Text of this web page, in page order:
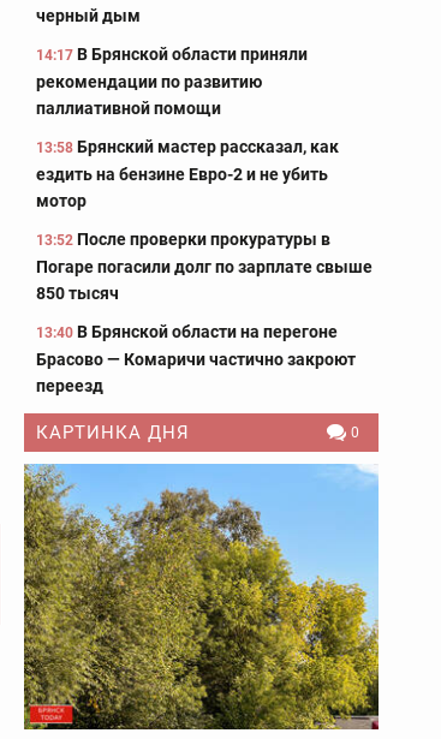
черный дым
14:17 В Брянской области приняли
рекомендации по развитию
паллиативной помощи
13:58 Брянский мастер рассказал, как
ездить на бензине Евро-2 и не убить
мотор
13:52 После проверки прокуратуры в
Погаре погасили долг по зарплате свыше
850 тысяч
13:40 В Брянской области на перегоне
Брасово — Комаричи частично закроют
переезд
КАРТИНКА ДНЯ 0